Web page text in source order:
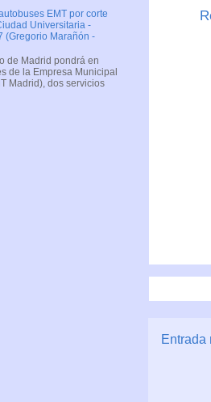
Entrada
EMT por corte
Universitaria -
(Gregorio Marañón -
de Madrid pondrá en
de la Empresa Municipal
Madrid), dos servicios